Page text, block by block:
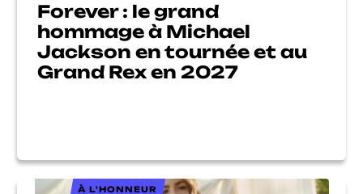
Forever : le grand
hommage à Michael
Jackson en tournée et au
Grand Rex en 2027
À L'HONNEUR